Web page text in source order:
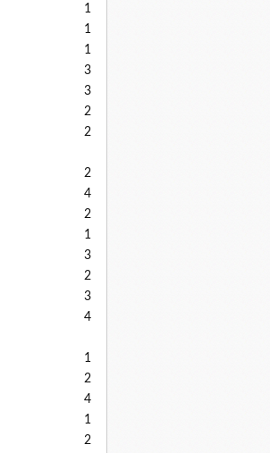
1
1
1
3
3
2
2
2
4
2
1
3
2
3
4
1
2
4
1
2